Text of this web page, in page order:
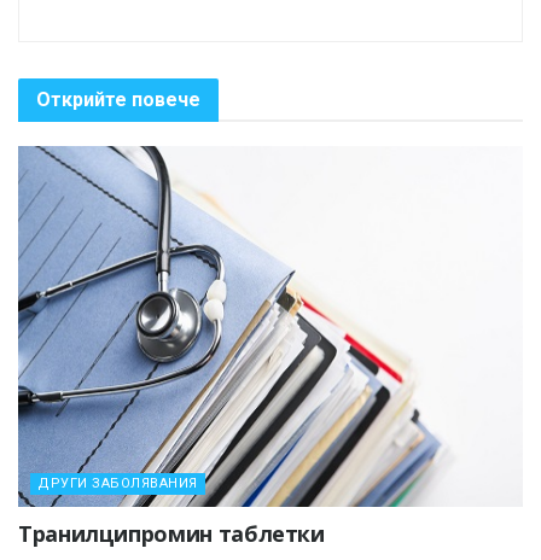
Открийте повече
ДРУГИ ЗАБОЛЯВАНИЯ
Транилципромин таблетки